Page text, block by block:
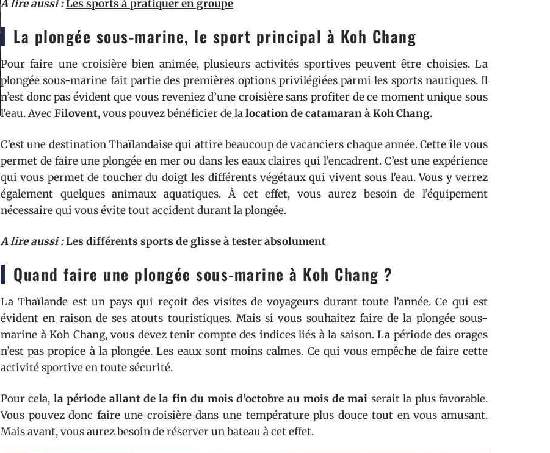
A lire aussi :Les sports à pratiquer en groupe
La plongée sous-marine, le sport principal à Koh Chang
Pour faire une croisière bien animée, plusieurs activités sportives peuvent être choisies. La
plongée sous-marine fait partie des premières options privilégiées parmi les sports nautiques. Il
n’est donc pas évident que vous reveniez d’une croisière sans profiter de ce moment unique sous
l’eau. Avec Filovent, vous pouvez bénéficier de lalocation de catamaran à Koh Chang.
C’est une destination Thaïlandaise qui attire beaucoup de vacanciers chaque année. Cette île vous
permet de faire une plongée en mer ou dans les eaux claires qui l’encadrent. C’est une expérience
qui vous permet de toucher du doigt les différents végétaux qui vivent sous l’eau. Vous y verrez
également quelques animaux aquatiques. À cet effet, vous aurez besoin de l’équipement
nécessaire qui vous évite tout accident durant la plongée.
A lire aussi :Les différents sports de glisse à tester absolument
Quand faire une plongée sous-marine à Koh Chang ?
La Thaïlande est un pays qui reçoit des visites de voyageurs durant toute l’année. Ce qui est
évident en raison de ses atouts touristiques. Mais si vous souhaitez faire de la plongée sous-
marine à Koh Chang, vous devez tenir compte des indices liés à la saison. La période des orages
n’est pas propice à la plongée. Les eaux sont moins calmes. Ce qui vous empêche de faire cette
activité sportive en toute sécurité.
Pour cela, la période allant de la fin du mois d’octobre au mois de mai serait la plus favorable.
Vous pouvez donc faire une croisière dans une température plus douce tout en vous amusant.
Mais avant, vous aurez besoin de réserver un bateau à cet effet.